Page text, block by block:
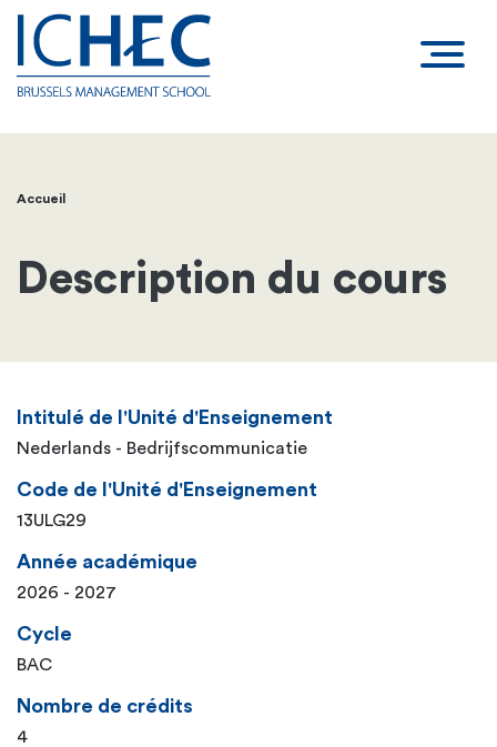
Fil
d'Ariane
Accueil
Description du cours
Intitulé de l'Unité d'Enseignement
Nederlands - Bedrijfscommunicatie
Code de l'Unité d'Enseignement
13ULG29
Année académique
2026 - 2027
Cycle
BAC
Nombre de crédits
4